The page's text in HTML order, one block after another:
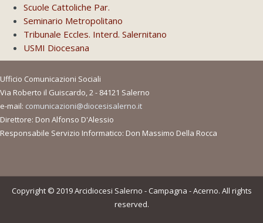
Scuole Cattoliche Par.
Seminario Metropolitano
Tribunale Eccles. Interd. Salernitano
USMI Diocesana
Ufficio Comunicazioni Sociali
Via Roberto il Guiscardo, 2 - 84121 Salerno
e-mail: comunicazioni@diocesisalerno.it
Direttore: Don Alfonso D'Alessio
Responsabile Servizio Informatico: Don Massimo Della Rocca
Copyright © 2019 Arcidiocesi Salerno - Campagna - Acerno. All rights
reserved.